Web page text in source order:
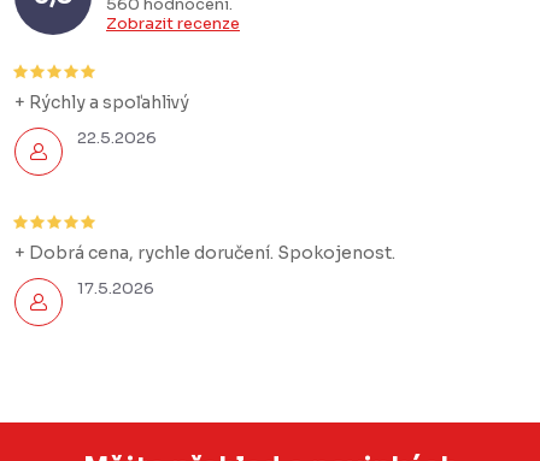
560 hodnocení
Zobrazit recenze
22.5.2026
+ Rýchly a spoľahlivý
17.5.2026
+ Dobrá cena, rychle doručení. Spokojenost.